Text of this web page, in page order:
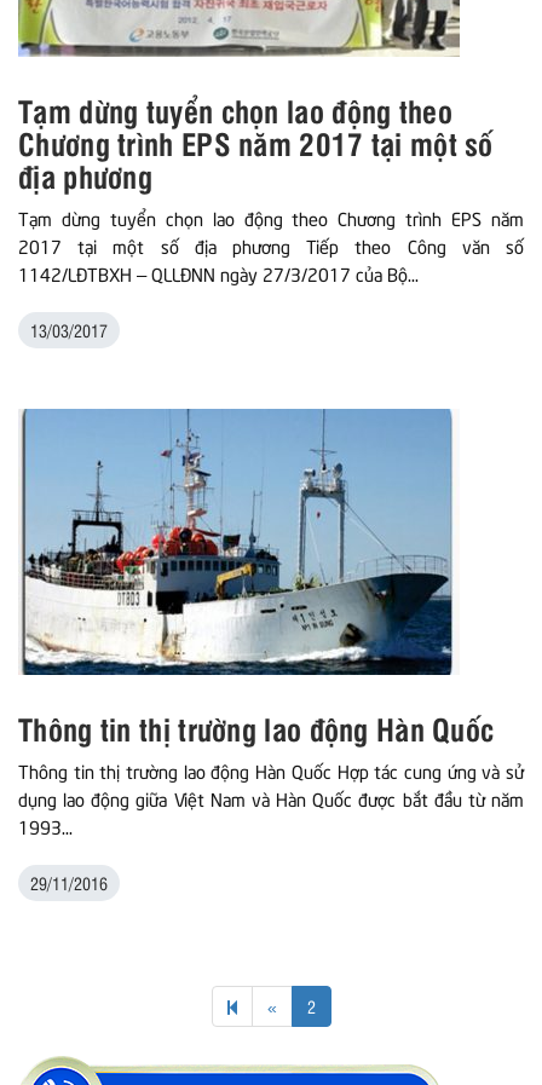
Tạm dừng tuyển chọn lao động theo
Chương trình EPS năm 2017 tại một số
địa phương
Tạm dừng tuyển chọn lao động theo Chương trình EPS năm
2017 tại một số địa phương Tiếp theo Công văn số
1142/LĐTBXH – QLLĐNN ngày 27/3/2017 của Bộ...
13/03/2017
Thông tin thị trường lao động Hàn Quốc
Thông tin thị trường lao động Hàn Quốc Hợp tác cung ứng và sử
dụng lao động giữa Việt Nam và Hàn Quốc được bắt đầu từ năm
1993...
29/11/2016
«Previous
page
2